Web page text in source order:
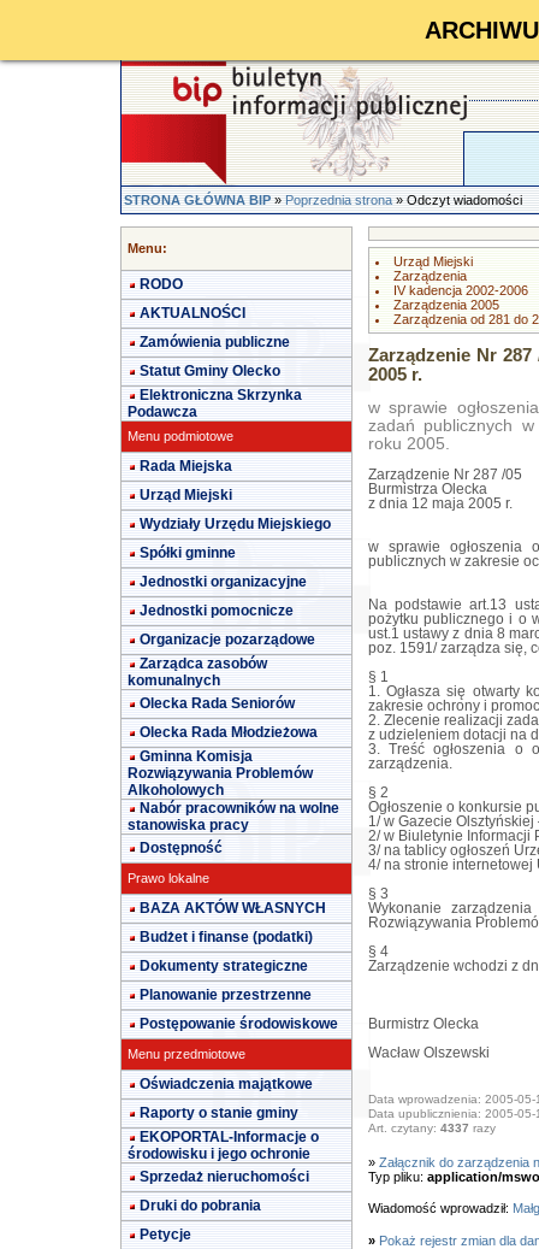
STRONA GŁÓWNA BIP»Poprzednia strona» Odczyt wiadomości
Menu:
RODO
AKTUALNOŚCI
Zamówienia publiczne
Statut Gminy Olecko
Elektroniczna Skrzynka
Podawcza
Menu podmiotowe
Rada Miejska
Urząd Miejski
Wydziały Urzędu Miejskiego
Spółki gminne
Jednostki organizacyjne
Jednostki pomocnicze
Organizacje pozarządowe
Zarządca zasobów
komunalnych
Olecka Rada Seniorów
Olecka Rada Młodzieżowa
Gminna Komisja
Rozwiązywania Problemów
Alkoholowych
Nabór pracowników na wolne
stanowiska pracy
Dostępność
Prawo lokalne
BAZA AKTÓW WŁASNYCH
Budżet i finanse (podatki)
Dokumenty strategiczne
Planowanie przestrzenne
Postępowanie środowiskowe
Menu przedmiotowe
Oświadczenia majątkowe
Raporty o stanie gminy
EKOPORTAL-Informacje o
środowisku i jego ochronie
Sprzedaż nieruchomości
Druki do pobrania
Petycje
Urząd Miejski
Zarządzenia
IV kadencja 2002-2006
Zarządzenia 2005
Zarządzenia od 281 do
Zarządzenie Nr
2005 r.
w sprawie
zadań publicznych
roku 2005.
Zarządzenie Nr 287 /05
Burmistrza Olecka
z dnia 12 maja 2005 r.
w sprawie ogłoszenia
publicznych w zakresie
Na podstawie art.13
pożytku publicznego i o
ust.1 ustawy z dnia 8
poz. 1591/ zarządza się,
§ 1
1. Ogłasza się otwarty
zakresie ochrony i
2. Zlecenie realizacji
z udzieleniem dotacji na
3. Treść ogłoszenia o
zarządzenia.
§ 2
Ogłoszenie o konkursie
1/ w Gazecie Olsztyńskiej
2/ w Biuletynie Informacji
3/ na tablicy ogłoszeń
4/ na stronie internetowej
§ 3
Wykonanie
Rozwiązywania
§ 4
Zarządzenie wchodzi z
Burmistrz Olecka
Wacław Olszewski
Data wprowadzenia: 2005-05-
Data upublicznienia: 2005-05-
Art. czytany: 4337 razy
» Załącznik do zarządzenia
Typ pliku: application/
Wiadomość wprowadził:
» Pokaż rejestr zmian dla